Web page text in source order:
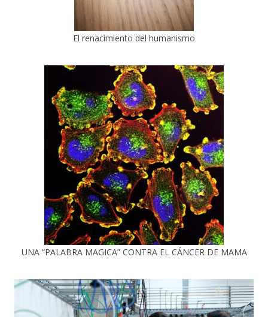
El renacimiento del humanismo
UNA “PALABRA MAGICA” CONTRA EL CÁNCER DE MAMA